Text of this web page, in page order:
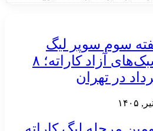
سوم سوپر لیگ
سبک‌های آزاد کاراته؛ ۸
در تهران